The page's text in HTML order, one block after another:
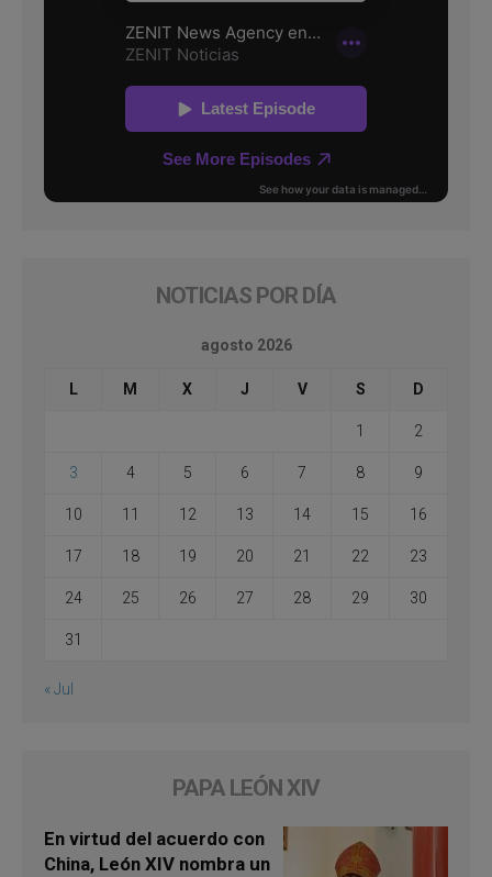
NOTICIAS POR DÍA
agosto 2026
L M X J V S D
1 2
3 4 5 6 7 8 9
10 11 12 13 14 15 16
17 18 19 20 21 22 23
24 25 26 27 28 29 30
31
« Jul
PAPA LEÓN XIV
En virtud del acuerdo con
China, León XIV nombra un